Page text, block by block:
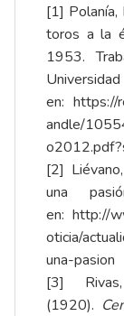
[1]
toros a la
1953.
en: https://
andle/
[2]
una
en: http://
oticia/
una-pasion
[3]
(1920).